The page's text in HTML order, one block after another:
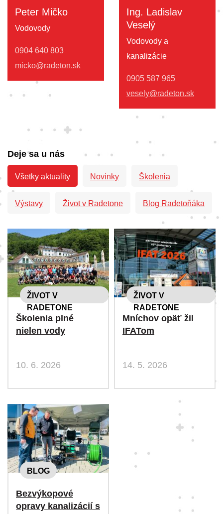
Peter Mičko
Vodovody
0904 640 803
micko@radeton.sk
Ing. Ladislav
Veselý
Vodovody a
kanalizácie
0905 587 965
vesely@radeton.sk
Deje sa u nás
Všetky aktuality Novinky Školenia
Výstavy Život v Radetone Blog Radetoňáka
ŽIVOT V
RADETONE
Školenia plné
nielen vody
10. 6. 2026
ŽIVOT V
RADETONE
Mníchov opäť žil
IFATom
14. 5. 2026
BLOG
Bezvýkopové
opravy kanalizácií s